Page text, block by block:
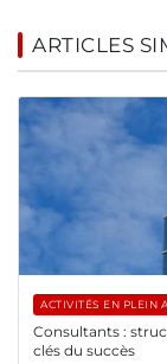
ARTICLES
ACTIVITÉS EN PLEIN
Consultants :
clés du succès